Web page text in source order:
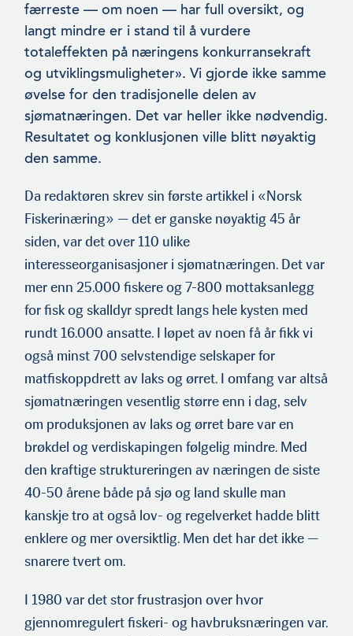
Redaktør Thorvald Tande
Redaktør Thorvald Tande
færreste — om noen — har full oversikt, og
langt mindre er i stand til å vurdere
totaleffekten på næringens konkurransekraft
og utviklingsmuligheter». Vi gjorde ikke samme
øvelse for den tradisjonelle delen av
sjømatnæringen. Det var heller ikke nødvendig.
Resultatet og konklusjonen ville blitt nøyaktig
den samme.
Da redaktøren skrev sin første artikkel i «Norsk
Fiskerinæring» — det er ganske nøyaktig 45 år
siden, var det over 110 ulike
interesseorganisasjoner i sjømatnæringen. Det var
mer enn 25.000 fiskere og 7-800 mottaksanlegg
for fisk og skalldyr spredt langs hele kysten med
rundt 16.000 ansatte. I løpet av noen få år fikk vi
også minst 700 selvstendige selskaper for
matfiskoppdrett av laks og ørret. I omfang var altså
sjømatnæringen vesentlig større enn i dag, selv
om produksjonen av laks og ørret bare var en
brøkdel og verdiskapingen følgelig mindre. Med
den kraftige struktureringen av næringen de siste
40-50 årene både på sjø og land skulle man
kanskje tro at også lov- og regelverket hadde blitt
enklere og mer oversiktlig. Men det har det ikke —
snarere tvert om.
I 1980 var det stor frustrasjon over hvor
gjennomregulert fiskeri- og havbruksnæringen var.